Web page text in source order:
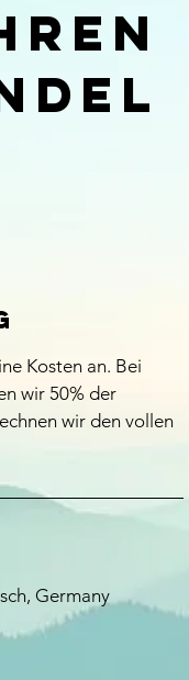
Kosten an. Bei
wir 50% der
wir den vollen
Germany